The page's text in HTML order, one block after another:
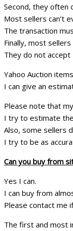
Second, they often
Most sellers can’t
The transaction
Finally, most
They do not
Yahoo Auction
I can give an
Please note that
I try to estimate
Also, some sellers
I try to be as
Can you buy from
Yes I can.
I can buy from
Please contact me
The first and most